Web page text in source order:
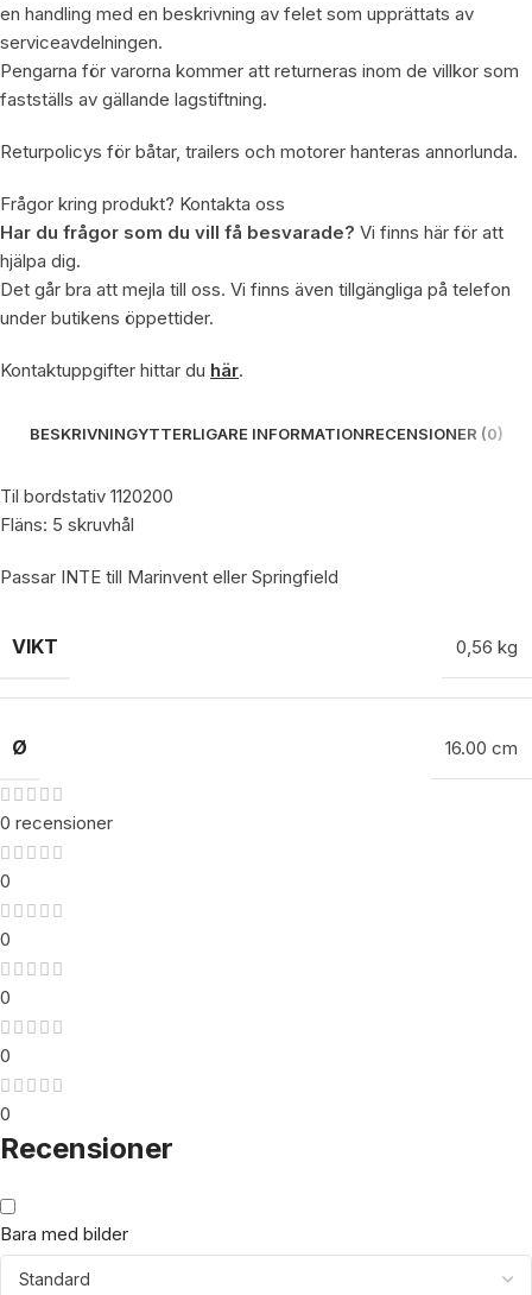
en handling med en beskrivning av felet som upprättats av
serviceavdelningen.
Pengarna för varorna kommer att returneras inom de villkor som
fastställs av gällande lagstiftning.
Returpolicys för båtar, trailers och motorer hanteras annorlunda.
Frågor kring produkt? Kontakta oss
Har du frågor som du vill få besvarade? Vi finns här för att
hjälpa dig.
Det går bra att mejla till oss. Vi finns även tillgängliga på telefon
under butikens öppettider.
Kontaktuppgifter hittar du här.
BESKRIVNINGYTTERLIGARE INFORMATIONRECENSIONER (0)
Til bordstativ 1120200
Fläns: 5 skruvhål
Passar INTE till Marinvent eller Springfield
VIKT 0,56 kg
Ø 16.00 cm
0 recensioner
0
0
0
0
0
Recensioner
Bara med bilder